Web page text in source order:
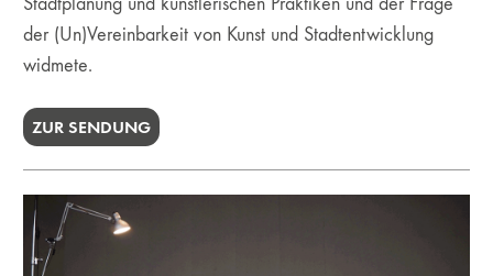
der (Un)Vereinbarkeit von Kunst und Stadtentwicklung
widmete.
ZUR SENDUNG